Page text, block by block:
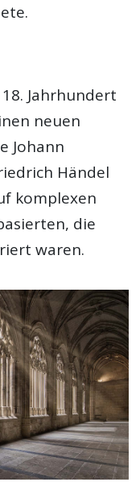
Jahrhundert
neuen
Johann
Händel
komplexen
die
waren.